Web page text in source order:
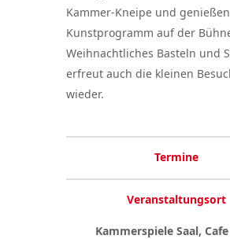
Kammer-Kneipe und
Kunstprogramm auf der
Weihnachtliches Basteln und
erfreut auch die kleinen
wieder.
Termine
Veranstaltungsort
Kammerspiele Saal,